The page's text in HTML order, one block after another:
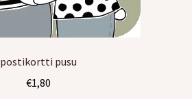
postikortti pusu
€1,80